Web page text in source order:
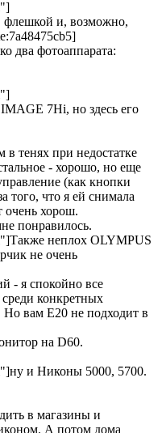
флешкой и, возможно,
два фотоаппарата:
7Hi, но здесь его
тенях при недостатке
- хорошо, но еще
(как кнопки
того, что я ей снимала
очень хорош.
понравилось.
неплох OLYMPUS
не очень
- я спокойно все
конкретных
Но вам Е20 не подходит в
на D60.
и Никоны 5000, 5700.
в магазины и
А потом дома